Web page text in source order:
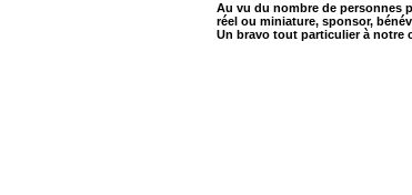
Au vu du nombre de personnes
réel ou miniature, sponsor,
Un bravo tout particulier à notre